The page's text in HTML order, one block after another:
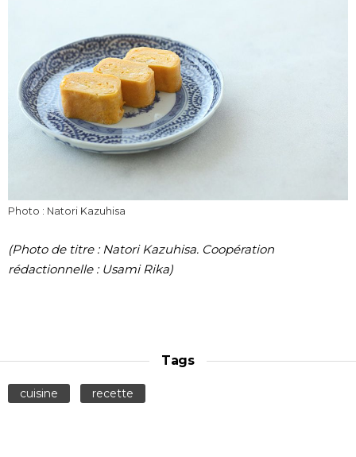
Photo : Natori Kazuhisa
(Photo de titre : Natori Kazuhisa. Coopération
rédactionnelle : Usami Rika)
Tags
cuisine recette